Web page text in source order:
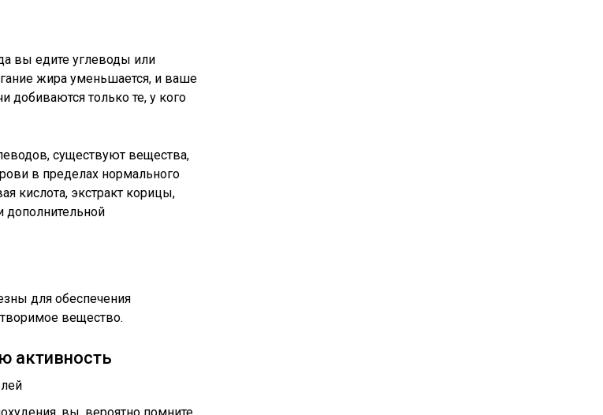
вы едите углеводы или
жира уменьшается, и ваше
добиваются только те, у кого
существуют вещества,
в пределах нормального
кислота, экстракт корицы,
для обеспечения
вещество.
активность